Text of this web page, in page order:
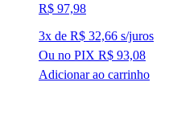
R$ 97,98
3x de R$ 32,66 s/juros
Ou no PIX R$ 93,08
Adicionar ao carrinho